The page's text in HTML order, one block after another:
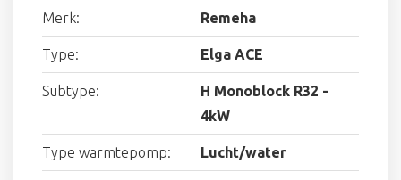
Merk: Remeha
Type: Elga ACE
Subtype:
H Monoblock R32 -
4kW
Type warmtepomp: Lucht/water